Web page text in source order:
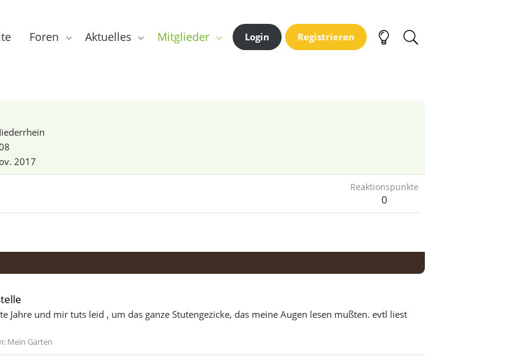
Foren Aktuelles Mitglieder Login Registrieren
2017
Reaktionspunkte
0
Jahre und mir tuts leid , um das ganze Stutengezicke, das meine Augen lesen mußten. evtl liest
Mein Garten